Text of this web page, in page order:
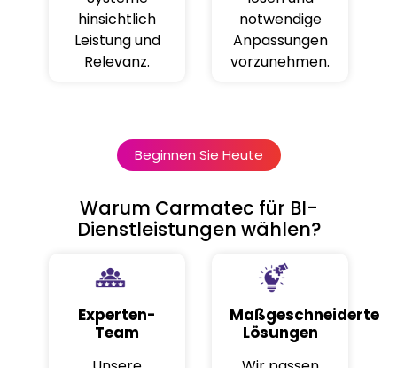
hinsichtlich
Leistung und
Relevanz.
notwendige
Anpassungen
vorzunehmen.
Beginnen Sie Heute
Warum Carmatec für BI-
Dienstleistungen wählen?
Experten-
Team
Maßgeschneiderte
Lösungen